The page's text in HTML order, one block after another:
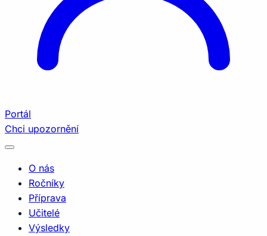
Portál
Chci upozornění
O nás
Ročníky
Příprava
Učitelé
Výsledky